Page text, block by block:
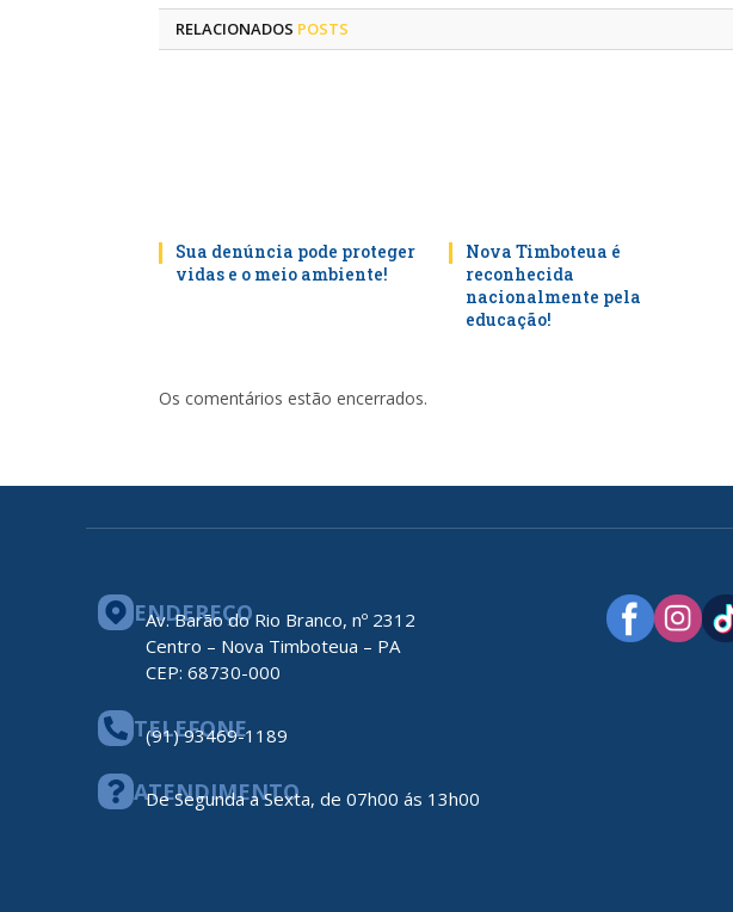
RELACIONADOS POSTS
Sua denúncia pode proteger
vidas e o meio ambiente!
Nova Timboteua é
reconhecida
nacionalmente pela
educação!
Os comentários estão encerrados.
ENDEREÇO
Av. Barão do Rio Branco, nº 2312
Centro – Nova Timboteua – PA
CEP: 68730-000
TELEFONE
(91) 93469-1189
ATENDIMENTO
De Segunda a Sexta, de 07h00 ás 13h00